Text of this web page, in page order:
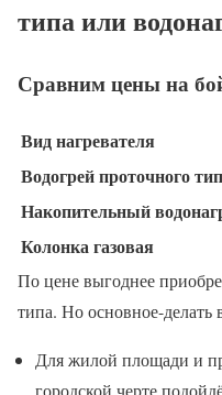
типа или
Сравним цены на
Вид нагревателя
Водогрей проточного
Накопительный
Колонка газовая
По цене выгоднее
типа. Но основное-делать
Для жилой площади и
городской черте